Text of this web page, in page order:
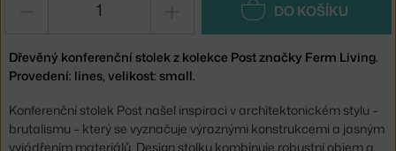
DO KOŠÍKU
Dřevěný konferenční stolek z kolekce Post značky Ferm Living.
Provedení: lines, velikost: small.
Konferenční stolek Post našel inspiraci v architektonickém stylu –
brutalismu – který se vyznačuje výraznými konstrukcemi a jasným
vyjádřením materiálů. Design stolku kombinuje robustní objem a